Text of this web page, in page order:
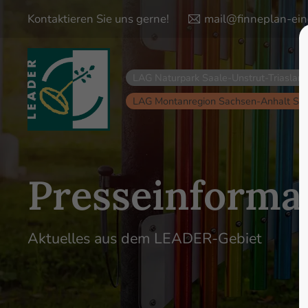
Benutzername Lorem
We offer
Mon - Fri
Kontaktieren Sie uns gerne! mail@finneplan-
LAG Montanregion Sachsen-Anhalt Süd
Aktuelles aus dem LEADER-Gebiet